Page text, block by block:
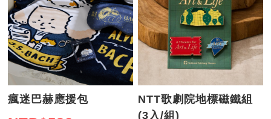
瘋迷巴赫應援包
NTT歌劇院地標磁鐵組
(3入/組)